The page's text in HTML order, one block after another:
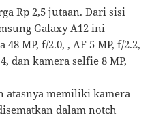
Rp 2,5 jutaan. Dari sisi
Galaxy A12 ini
MP, f/2.0, , AF 5 MP, f/2.2,
dan kamera selfie 8 MP,
atasnya memiliki kamera
dalam notch